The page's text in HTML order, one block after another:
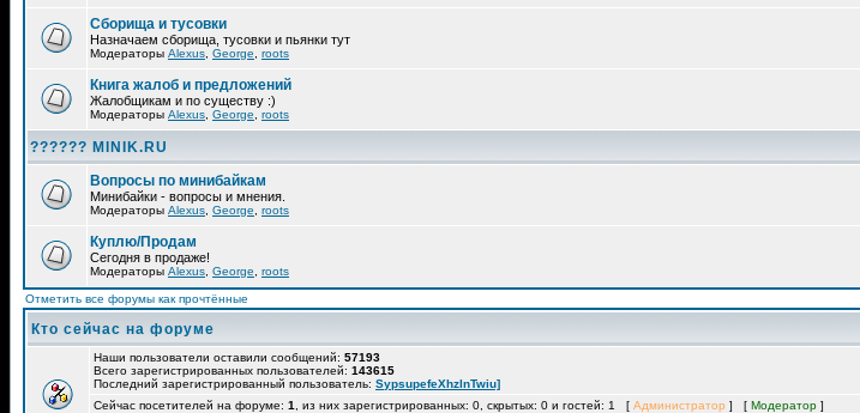
Сборища и тусовки
Назначаем сборища, тусовки и пьянки тут
Модераторы Alexus George roots
Книга жалоб и предложений
Жалобщикам и по существу :)
Модераторы Alexus George roots
?????? MINIK.RU
Вопросы по минибайкам
Минибайки - вопросы и мнения.
Модераторы Alexus George roots
Куплю/Продам
Сегодня в продаже!
Модераторы Alexus George roots
Отметить все форумы как прочтённые
Кто сейчас на форуме
Наши пользователи оставили сообщений: 57193
Всего зарегистрированных пользователей: 143615
Последний зарегистрированный пользователь: SypsupefeXhzlnTwiu]
Сейчас посетителей на форуме: 1 , из них зарегистрированных: 0, скрытых: 0 и гостей: 1 [ Администратор ] [ Модератор ]